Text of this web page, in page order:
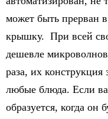
может быть прерван
крышку. При всей
дешевле
раза, их
любые блюда. Если
образуется, когда он